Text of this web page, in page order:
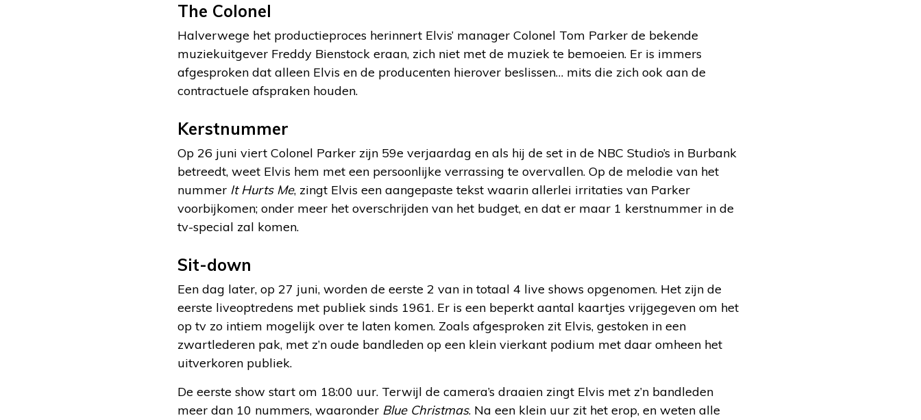
The Colonel
Halverwege het productieproces herinnert Elvis’ manager Colonel Tom Parker de bekende
muziekuitgever Freddy Bienstock eraan, zich niet met de muziek te bemoeien. Er is immers
afgesproken dat alleen Elvis en de producenten hierover beslissen… mits die zich ook aan de
contractuele afspraken houden.
Kerstnummer
Op 26 juni viert Colonel Parker zijn 59e verjaardag en als hij de set in de NBC Studio’s in Burbank
betreedt, weet Elvis hem met een persoonlijke verrassing te overvallen. Op de melodie van het
nummer It Hurts Me, zingt Elvis een aangepaste tekst waarin allerlei irritaties van Parker
voorbijkomen; onder meer het overschrijden van het budget, en dat er maar 1 kerstnummer in de
tv-special zal komen.
Sit-down
Een dag later, op 27 juni, worden de eerste 2 van in totaal 4 live shows opgenomen. Het zijn de
eerste liveoptredens met publiek sinds 1961. Er is een beperkt aantal kaartjes vrijgegeven om het
op tv zo intiem mogelijk over te laten komen. Zoals afgesproken zit Elvis, gestoken in een
zwartlederen pak, met z’n oude bandleden op een klein vierkant podium met daar omheen het
uitverkoren publiek.
De eerste show start om 18:00 uur. Terwijl de camera’s draaien zingt Elvis met z’n bandleden
meer dan 10 nummers, waaronder Blue Christmas. Na een klein uur zit het erop, en weten alle